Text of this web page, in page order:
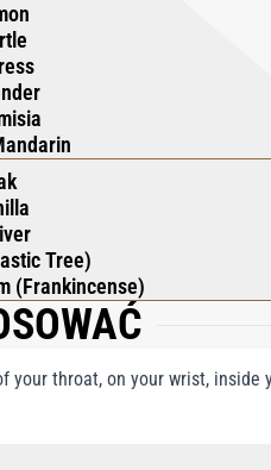
Tree)
(Frankincense)
throat, on your wrist, inside